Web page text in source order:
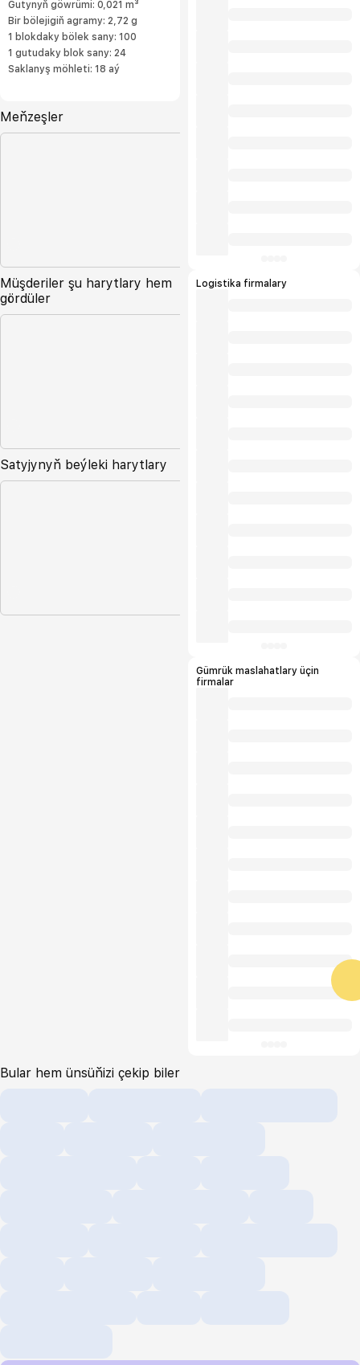
Gutynyň göwrümi: 0,021 m³
Bir bölejigiň agramy: 2,72 g
1 blokdaky bölek sany: 100
1 gutudaky blok sany: 24
Saklanyş möhleti: 18 aý
Meňzeşler
Müşderiler şu harytlary hem
gördüler
Satyjynyň beýleki harytlary
Logistika firmalary
Gümrük maslahatlary üçin
firmalar
Bular hem ünsüňizi çekip biler